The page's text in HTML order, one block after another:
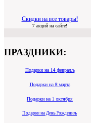
Скидки на все товары!
7 акций на сайте!
ПРАЗДНИКИ:
Подарки на 14 февралљ
Подарки на 8 марта
Подарки на 1 октября
Подарки на День Рождениљ